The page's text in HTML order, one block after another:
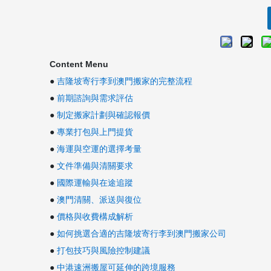
Content Menu
● 吉隆坡寄行李到澳門搬家的完整流程
● 前期諮詢與需求評估
● 制定搬家計劃與確認報價
● 專業打包與上門提貨
● 海運與空運的選擇考量
● 文件準備與清關要求
● 國際運輸與在途追蹤
● 澳門清關、派送與復位
● 價格與收費構成解析
● 如何挑選合適的吉隆坡寄行李到澳門搬家公司
● 打包技巧與風險控制建議
● 中港速洲搬屋可延伸的跨境服務